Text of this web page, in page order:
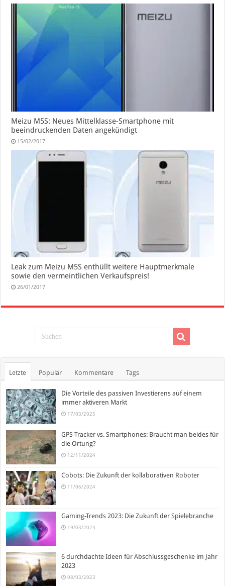
Meizu M5S: Neues Mittelklasse-Smartphone mit
beeindruckenden Daten angekündigt
15/02/2017
Leak zum Meizu M5S enthüllt weitere Hauptmerkmale
sowie den vermeintlichen Verkaufspreis!
26/01/2017
Letzte Populär Kommentare Tags
Die Vorteile des passiven Investierens auf einem
immer aktiveren Markt
17/03/2025
GPS-Tracker vs. Smartphones: Braucht man beides für
die Ortung?
12/11/2024
Cobots: Die Zukunft der kollaborativen Roboter
11/06/2024
Gaming-Trends 2023: Die Zukunft der Spielebranche
19/03/2023
6 durchdachte Ideen für Abschlussgeschenke im Jahr
2023
08/03/2023